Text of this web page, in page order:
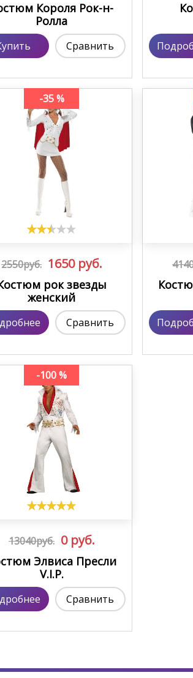
Короля Рок-н-
Ролла
Сравнить
-35 %
2550руб. 1650 руб.
рок звезды
женский
Сравнить
-100 %
13040руб. 0 руб.
Элвиса Пресли
V.I.P.
Сравнить